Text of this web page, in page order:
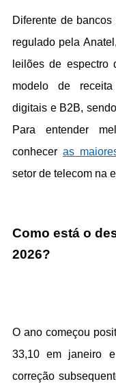
Diferente de
regulado pela
leilões de espectro
modelo de receita
digitais e B2B,
Para entender
conhecer as
setor de telecom na
Como está o
2026?
O ano começou
33,10 em janeiro
correção